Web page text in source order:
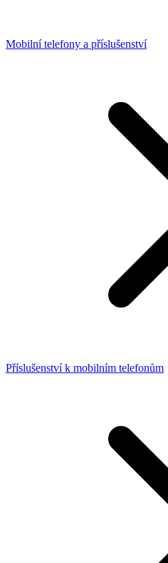
Mobilní telefony a příslušenství
Příslušenství k mobilním telefonům